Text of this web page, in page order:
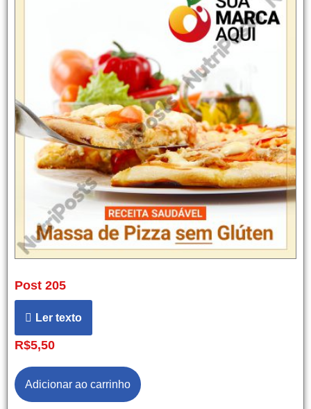
Post 205
Ler texto
R$5,50
Adicionar ao carrinho